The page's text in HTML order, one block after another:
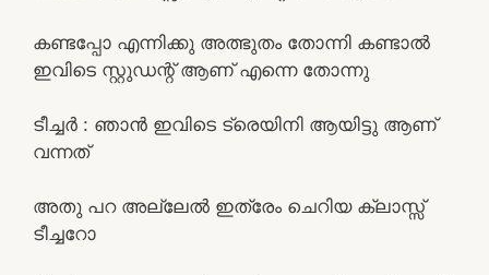
കണ്ടപ്പോ എന്നിക്കു അത്ഭുതം തോന്നി കണ്ടാൽ
ഇവിടെ സ്റ്റുഡന്റ് ആണ് എന്നെ തോന്നു
ടീച്ചർ : ഞാൻ ഇവിടെ ട്രെയിനി ആയിട്ടു ആണ്
വന്നത്
അതു പറ അല്ലേൽ ഇത്രേം ചെറിയ ക്ലാസ്സ്‌
ടീച്ചറോ